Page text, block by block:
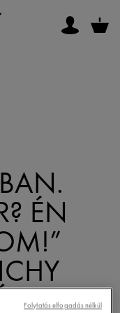
ÉN
#2
Folytatás elfogadás nélkül